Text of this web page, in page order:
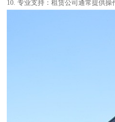
10. 专业支持：租赁公司通常提供操